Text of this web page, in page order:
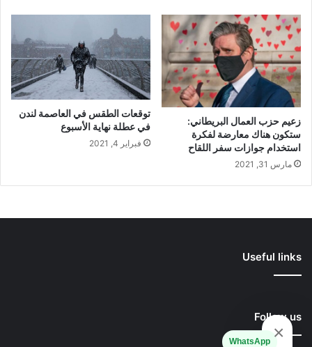
زعيم حزب العمال البريطاني:
ستكون هناك معارضة لفكرة
استخدام جوازات سفر اللقاح
مارس 31, 2021
توقعات الطقس في العاصمة لندن
في عطلة نهاية الأسبوع
فبراير 4, 2021
Useful links
Follow us
×
WhatsApp